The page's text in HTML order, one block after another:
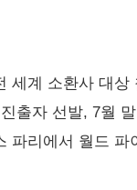
세계 소환사 대상
출자 선발, 7월
파리에서 월드 파